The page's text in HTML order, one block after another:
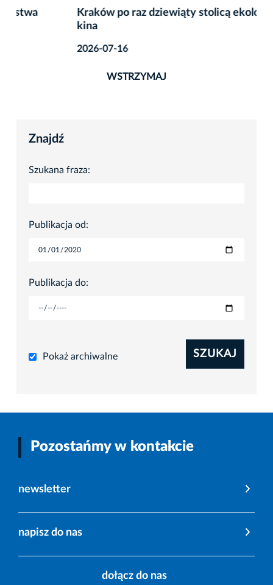
Kraków po raz dziewiąty stolicą ekologicznego
WSTRZYMAJ
Znajdź
Szukana fraza:
Publikacja od:
Publikacja do:
Pokaż archiwalne SZUKAJ
Pozostańmy w kontakcie
newsletter
napisz do nas
dołącz do nas